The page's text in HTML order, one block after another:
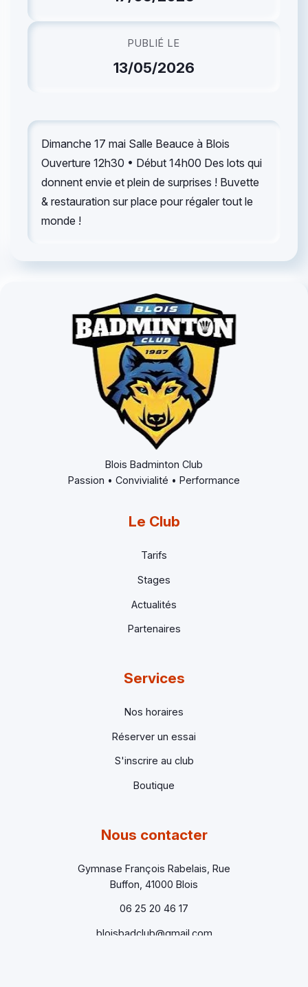
PUBLIÉ LE
13/05/2026
Dimanche 17 mai Salle Beauce à Blois
Ouverture 12h30 • Début 14h00 Des lots qui
donnent envie et plein de surprises ! Buvette
& restauration sur place pour régaler tout le
monde !
Blois Badminton Club
Passion • Convivialité • Performance
Le Club
Tarifs
Stages
Actualités
Partenaires
Services
Nos horaires
Réserver un essai
S'inscrire au club
Boutique
Nous contacter
Gymnase François Rabelais, Rue
Buffon, 41000 Blois
06 25 20 46 17
bloisbadclub@gmail.com